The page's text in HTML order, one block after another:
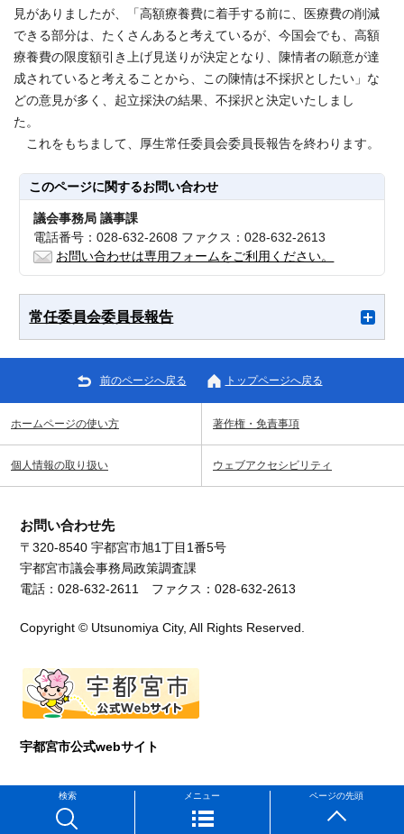
見がありましたが、「高額療養費に着手する前に、医療費の削減
できる部分は、たくさんあると考えているが、今国会でも、高額
療養費の限度額引き上げ見送りが決定となり、陳情者の願意が達
成されていると考えることから、この陳情は不採択としたい」な
どの意見が多く、起立採決の結果、不採択と決定いたしまし
た。
これをもちまして、厚生常任委員会委員長報告を終わります。
このページに関するお問い合わせ
議会事務局 議事課
電話番号：028-632-2608 ファクス：028-632-2613
お問い合わせは専用フォームをご利用ください。
常任委員会委員長報告
前のページへ戻る トップページへ戻る
検索 メニュー ページの先頭
ホームページの使い方 著作権・免責事項
個人情報の取り扱い ウェブアクセシビリティ
お問い合わせ先
〒320-8540 宇都宮市旭1丁目1番5号
宇都宮市議会事務局政策調査課
電話：028-632-2611 ファクス：028-632-2613
Copyright © Utsunomiya City, All Rights Reserved.
宇都宮市公式webサイト